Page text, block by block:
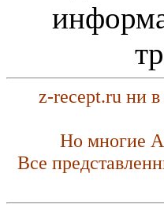
z-recept.ru ни
Но многие
Все